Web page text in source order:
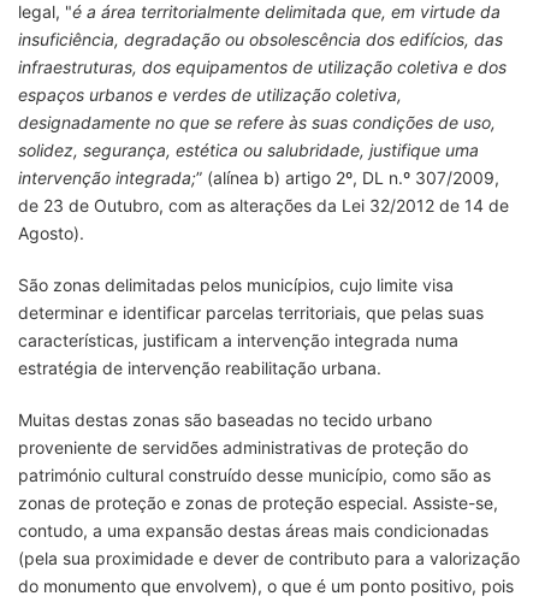
legal, "é a área territorialmente delimitada que, em virtude da
insuficiência, degradação ou obsolescência dos edifícios, das
infraestruturas, dos equipamentos de utilização coletiva e dos
espaços urbanos e verdes de utilização coletiva,
designadamente no que se refere às suas condições de uso,
solidez, segurança, estética ou salubridade, justifique uma
intervenção integrada;” (alínea b) artigo 2º, DL n.º 307/2009,
de 23 de Outubro, com as alterações da Lei 32/2012 de 14 de
Agosto).
São zonas delimitadas pelos municípios, cujo limite visa
determinar e identificar parcelas territoriais, que pelas suas
características, justificam a intervenção integrada numa
estratégia de intervenção reabilitação urbana.
Muitas destas zonas são baseadas no tecido urbano
proveniente de servidões administrativas de proteção do
património cultural construído desse município, como são as
zonas de proteção e zonas de proteção especial. Assiste-se,
contudo, a uma expansão destas áreas mais condicionadas
(pela sua proximidade e dever de contributo para a valorização
do monumento que envolvem), o que é um ponto positivo, pois